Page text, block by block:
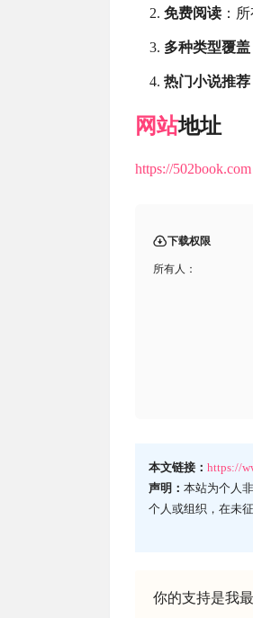
免费阅读 ：
多种类型覆盖
热门小说推荐
网站地址
https://502book.com
下载权限
所有人：
本文链接： https://
声明： 本站为个人
个人或组织，在未
你的支持是我